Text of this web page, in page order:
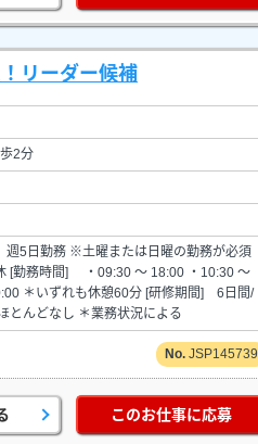
リーダー候補
2分
5日勤務 ※土曜または日曜の勤務が必須
[勤務時間] ・09:30 ～ 18:00 ・10:30 ～
＊いずれも休憩60分 [研修期間] 6日間/
とんどなし ＊業務状況による
JSP145739
このお仕事に応募